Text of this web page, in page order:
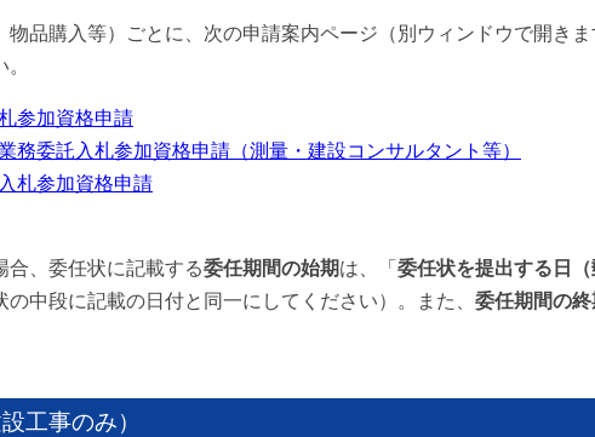
品購入等）ごとに、次の申請案内ページ（別ウィンドウで開き
参加資格申請
務委託入札参加資格申請（測量・建設コンサルタント等）
札参加資格申請
合、委任状に記載する委任期間の始期は、「 委任状を提出する日
の中段に記載の日付と同一にしてください）。また、 委任期間の終
工事のみ）